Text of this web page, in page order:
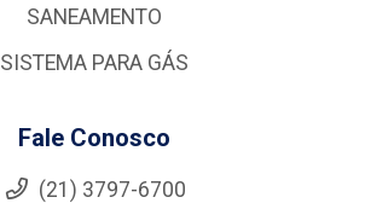
SANEAMENTO
SISTEMA PARA GÁS
Fale Conosco
(21) 3797-6700